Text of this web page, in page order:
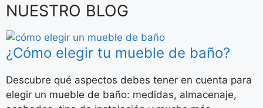
NUESTRO BLOG
¿Cómo elegir tu mueble de baño?
Descubre qué aspectos debes tener en cuenta para
elegir un mueble de baño: medidas, almacenaje,